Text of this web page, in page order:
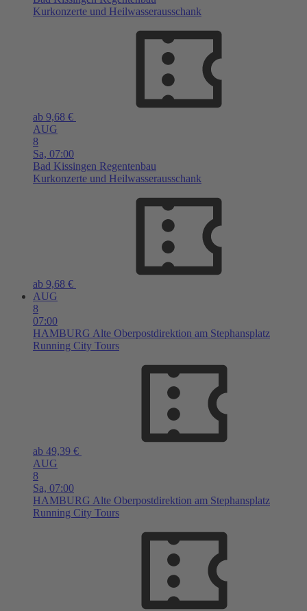
Kurkonzerte und Heilwasserausschank
ab 9,68 €
AUG
8
Sa, 07:00
Bad Kissingen Regentenbau
Kurkonzerte und Heilwasserausschank
ab 9,68 €
AUG
8
07:00
HAMBURG Alte Oberpostdirektion am Stephansplatz
Running City Tours
ab 49,39 €
AUG
8
Sa, 07:00
HAMBURG Alte Oberpostdirektion am Stephansplatz
Running City Tours